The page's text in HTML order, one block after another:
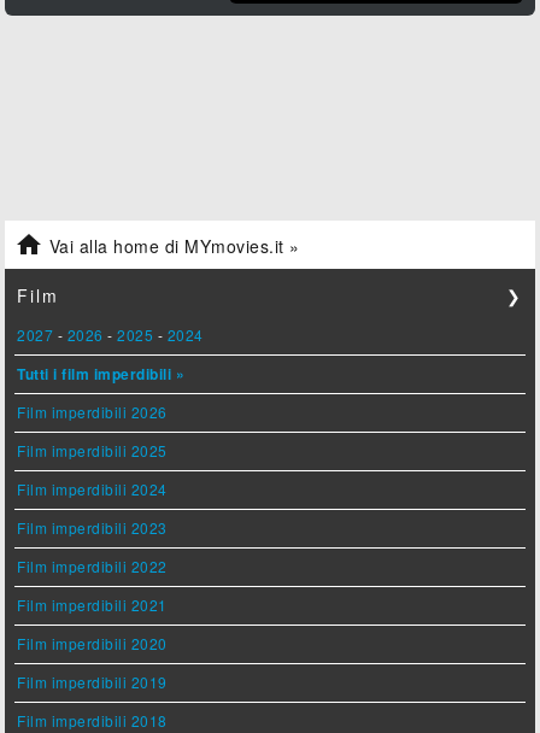
 Vai alla home di MYmovies.it »
Film ❯
2027 - 2026 -2025 - 2024
Tutti i film imperdibili »
Film imperdibili 2026
Film imperdibili 2025
Film imperdibili 2024
Film imperdibili 2023
Film imperdibili 2022
Film imperdibili 2021
Film imperdibili 2020
Film imperdibili 2019
Film imperdibili 2018